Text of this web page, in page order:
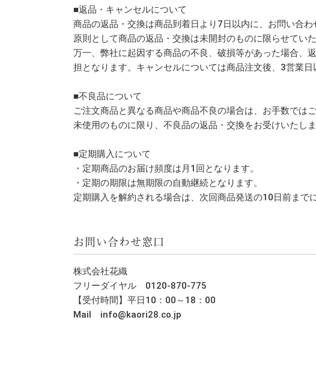
■返品・キャンセルについて
商品の返品・交換は商品到着日より7日以内に、お問い合わ
原則として商品の返品・交換は未開封のものに限らせていた
万一、弊社に起因する商品の不良、破損等があった場合、
担となります。キャンセルについては商品注文後、3営業
■不良品について
ご注文商品と異なる商品や商品不良の場合は、お手数では
未使用のものに限り、不良品の返品・交換をお受けいたし
■定期購入について
・定期商品のお届け頻度は月1回となります。
・定期の期限は無期限の自動継続となります。
定期購入を解約される場合は、次回商品発送の10日前まで
お問い合わせ窓口
株式会社花織
フリーダイヤル 0120-870-775
【受付時間】平日10：00～18：00
Mail info@kaori28.co.jp